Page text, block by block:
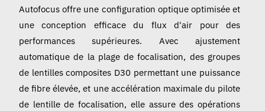
Autofocus offre une configuration optique optimisée et
une conception efficace du flux d'air pour des
performances supérieures. Avec ajustement
automatique de la plage de focalisation, des groupes
de lentilles composites D30 permettant une puissance
de fibre élevée, et une accélération maximale du pilote
de lentille de focalisation, elle assure des opérations